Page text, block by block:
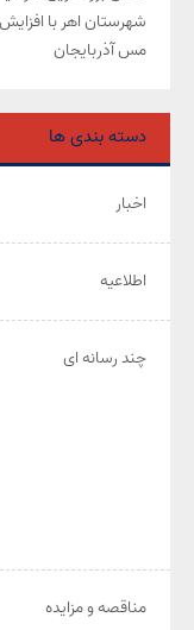
مس آذربایجان
دسته بندی ها
اخبار
اطلاعیه
چند رسانه ای
مناقصه و مزایده